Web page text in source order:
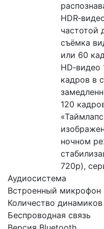
частотой
съёмка
или 60
кадров в
120
ночном
720p),
Аудиосистема
Встроенный микрофон
Количество динамиков
Беспроводная связь